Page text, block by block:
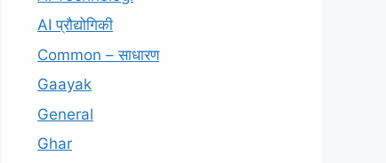
AI प्रौद्योगिकी
Common – साधारण
Gaayak
General
Ghar